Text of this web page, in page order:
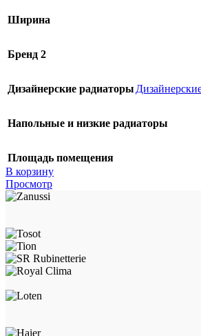
Ширина
Бренд 2
Дизайнерские радиаторы
Напольные и низкие радиаторы
Площадь помещения
В корзину
Просмотр